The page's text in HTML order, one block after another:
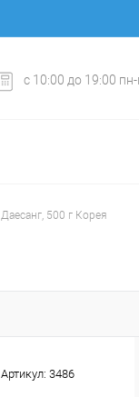
с 10:00 до 19:00
500 г Корея
Артикул: 3486